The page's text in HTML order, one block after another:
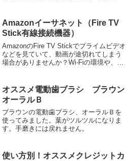
すが(笑)結論からいうと買って良かったで
す(#^.^#)そん...
Amazonイーサネット（Fire TV
Stick有線接続機器）
AmazonのFire TV Stickでプライムビデオ
などを見ていて、動画が途切れてしまう
場合がありませんか？Wi-Fiの環境や、Ｔ
環境になります。
オススメ電動歯ブラシ ブラウン
オーラルＢ
ブラウンの電動歯ブラシ、オーラルＢを
使ってみました。葉がツルツルになりま
す。手磨きには戻れません。
使い方別！オススメクレジットカ